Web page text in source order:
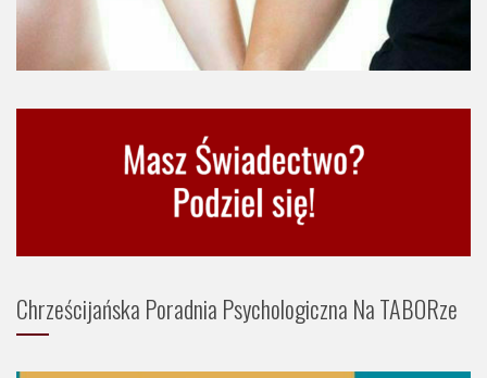
Chrześcijańska Poradnia Psychologiczna Na TABORze